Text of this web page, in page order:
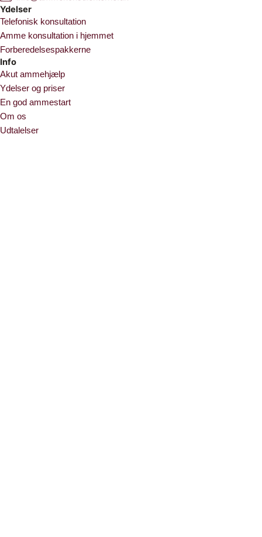
Ydelser
Telefonisk konsultation
Amme konsultation i hjemmet
Forberedelsespakkerne
Info
Akut ammehjælp
Ydelser og priser
En god ammestart
Om os
Udtalelser